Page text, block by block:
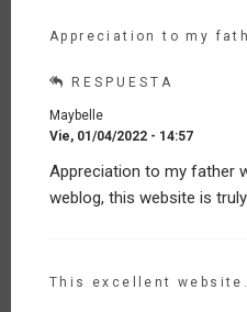
Covid-
Invitado
(no
verificado)
Appreciation to my
RESPUESTA
Maybelle
Vie, 01/04/2022 - 14:57
respuesta
a
Agricultura
Appreciation to my father
weblog, this website is
This excellent